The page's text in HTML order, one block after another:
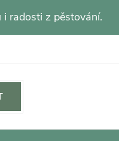
radosti z pěstování.